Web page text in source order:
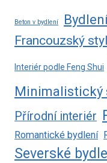
Beton v bydlení
Francouzský
Interiér podle Feng Shui
Minimalistický
Přírodní interiér
Romantické bydlení
Severské